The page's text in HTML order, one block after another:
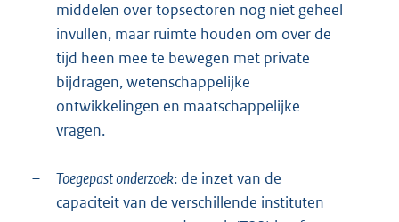
middelen over topsectoren nog niet geheel
invullen, maar ruimte houden om over de
tijd heen mee te bewegen met private
bijdragen, wetenschappelijke
ontwikkelingen en maatschappelijke
vragen.
– Toegepast onderzoek: de inzet van de
capaciteit van de verschillende instituten